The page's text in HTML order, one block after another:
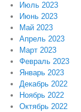
Июль 2023
Июнь 2023
Май 2023
Апрель 2023
Март 2023
Февраль 2023
Январь 2023
Декабрь 2022
Ноябрь 2022
Октябрь 2022